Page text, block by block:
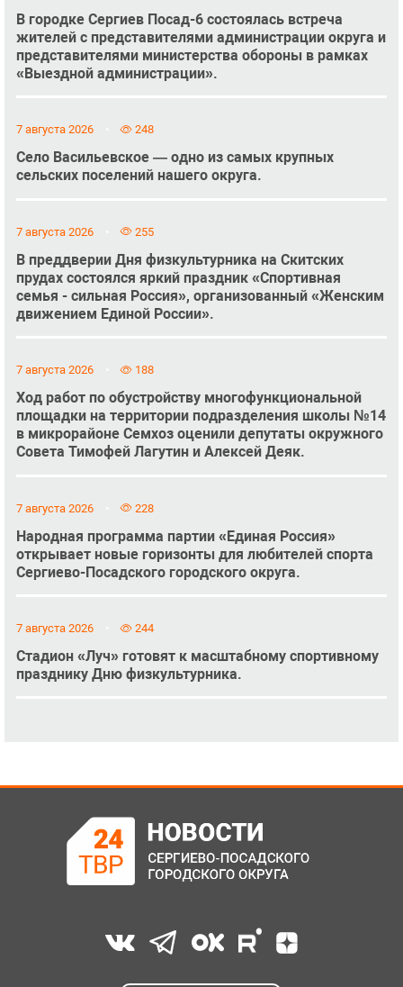
В городке Сергиев Посад-6 состоялась встреча
жителей с представителями администрации округа и
представителями министерства обороны в рамках
«Выездной администрации».
7 августа 2026 248
Село Васильевское — одно из самых крупных
сельских поселений нашего округа.
7 августа 2026 255
В преддверии Дня физкультурника на Скитских
прудах состоялся яркий праздник «Спортивная
семья - сильная Россия», организованный «Женским
движением Единой России».
7 августа 2026 188
Ход работ по обустройству многофункциональной
площадки на территории подразделения школы №14
в микрорайоне Семхоз оценили депутаты окружного
Совета Тимофей Лагутин и Алексей Деяк.
7 августа 2026 228
Народная программа партии «Единая Россия»
открывает новые горизонты для любителей спорта
Сергиево-Посадского городского округа.
7 августа 2026 244
Стадион «Луч» готовят к масштабному спортивному
празднику Дню физкультурника.